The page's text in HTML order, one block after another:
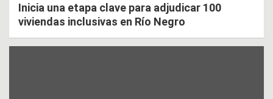
Inicia una etapa clave para adjudicar 100
viviendas inclusivas en Río Negro